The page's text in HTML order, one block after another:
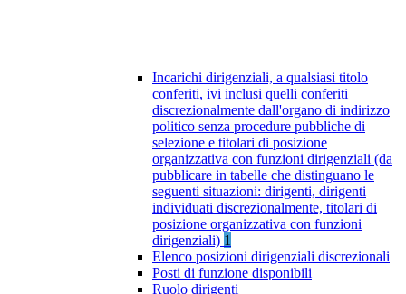
Incarichi dirigenziali, a qualsiasi titolo
conferiti, ivi inclusi quelli conferiti
discrezionalmente dall'organo di indirizzo
politico senza procedure pubbliche di
selezione e titolari di posizione
organizzativa con funzioni dirigenziali (da
pubblicare in tabelle che distinguano le
seguenti situazioni: dirigenti, dirigenti
individuati discrezionalmente, titolari di
posizione organizzativa con funzioni
dirigenziali) 1
Elenco posizioni dirigenziali discrezionali
Posti di funzione disponibili
Ruolo dirigenti